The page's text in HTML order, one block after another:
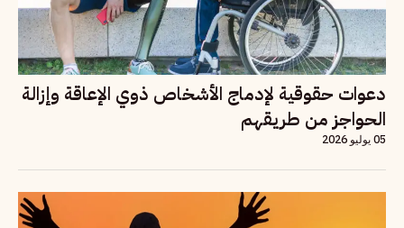
دعوات حقوقية لإدماج الأشخاص ذوي الإعاقة وإزالة
الحواجز من طريقهم
05 يوليو 2026